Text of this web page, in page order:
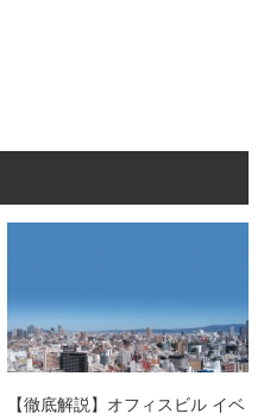
【徹底解説】オフィスビル イベ